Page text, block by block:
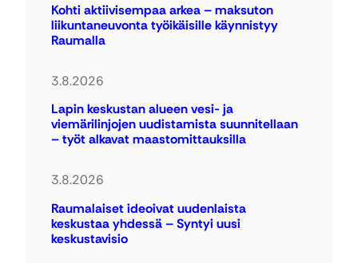
Kohti aktiivisempaa arkea – maksuton
liikuntaneuvonta työikäisille käynnistyy
Raumalla
3.8.2026
Lapin keskustan alueen vesi- ja
viemärilinjojen uudistamista suunnitellaan
– työt alkavat maastomittauksilla
3.8.2026
Raumalaiset ideoivat uudenlaista
keskustaa yhdessä – Syntyi uusi
keskustavisio